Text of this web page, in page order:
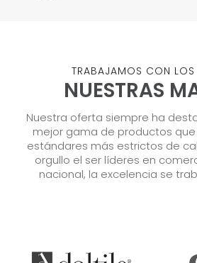
TRABAJAMOS CON LOS
NUESTRAS
Nuestra oferta siempre ha
mejor gama de productos
estándares más estrictos de
orgullo el ser líderes en
nacional, la excelencia se